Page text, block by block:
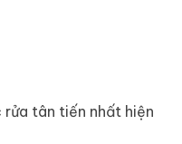
rửa tân tiến nhất hiện